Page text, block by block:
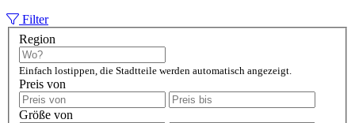
Filter
Region
Einfach lostippen, die Stadtteile werden automatisch angezeigt.
Preis von
Größe von